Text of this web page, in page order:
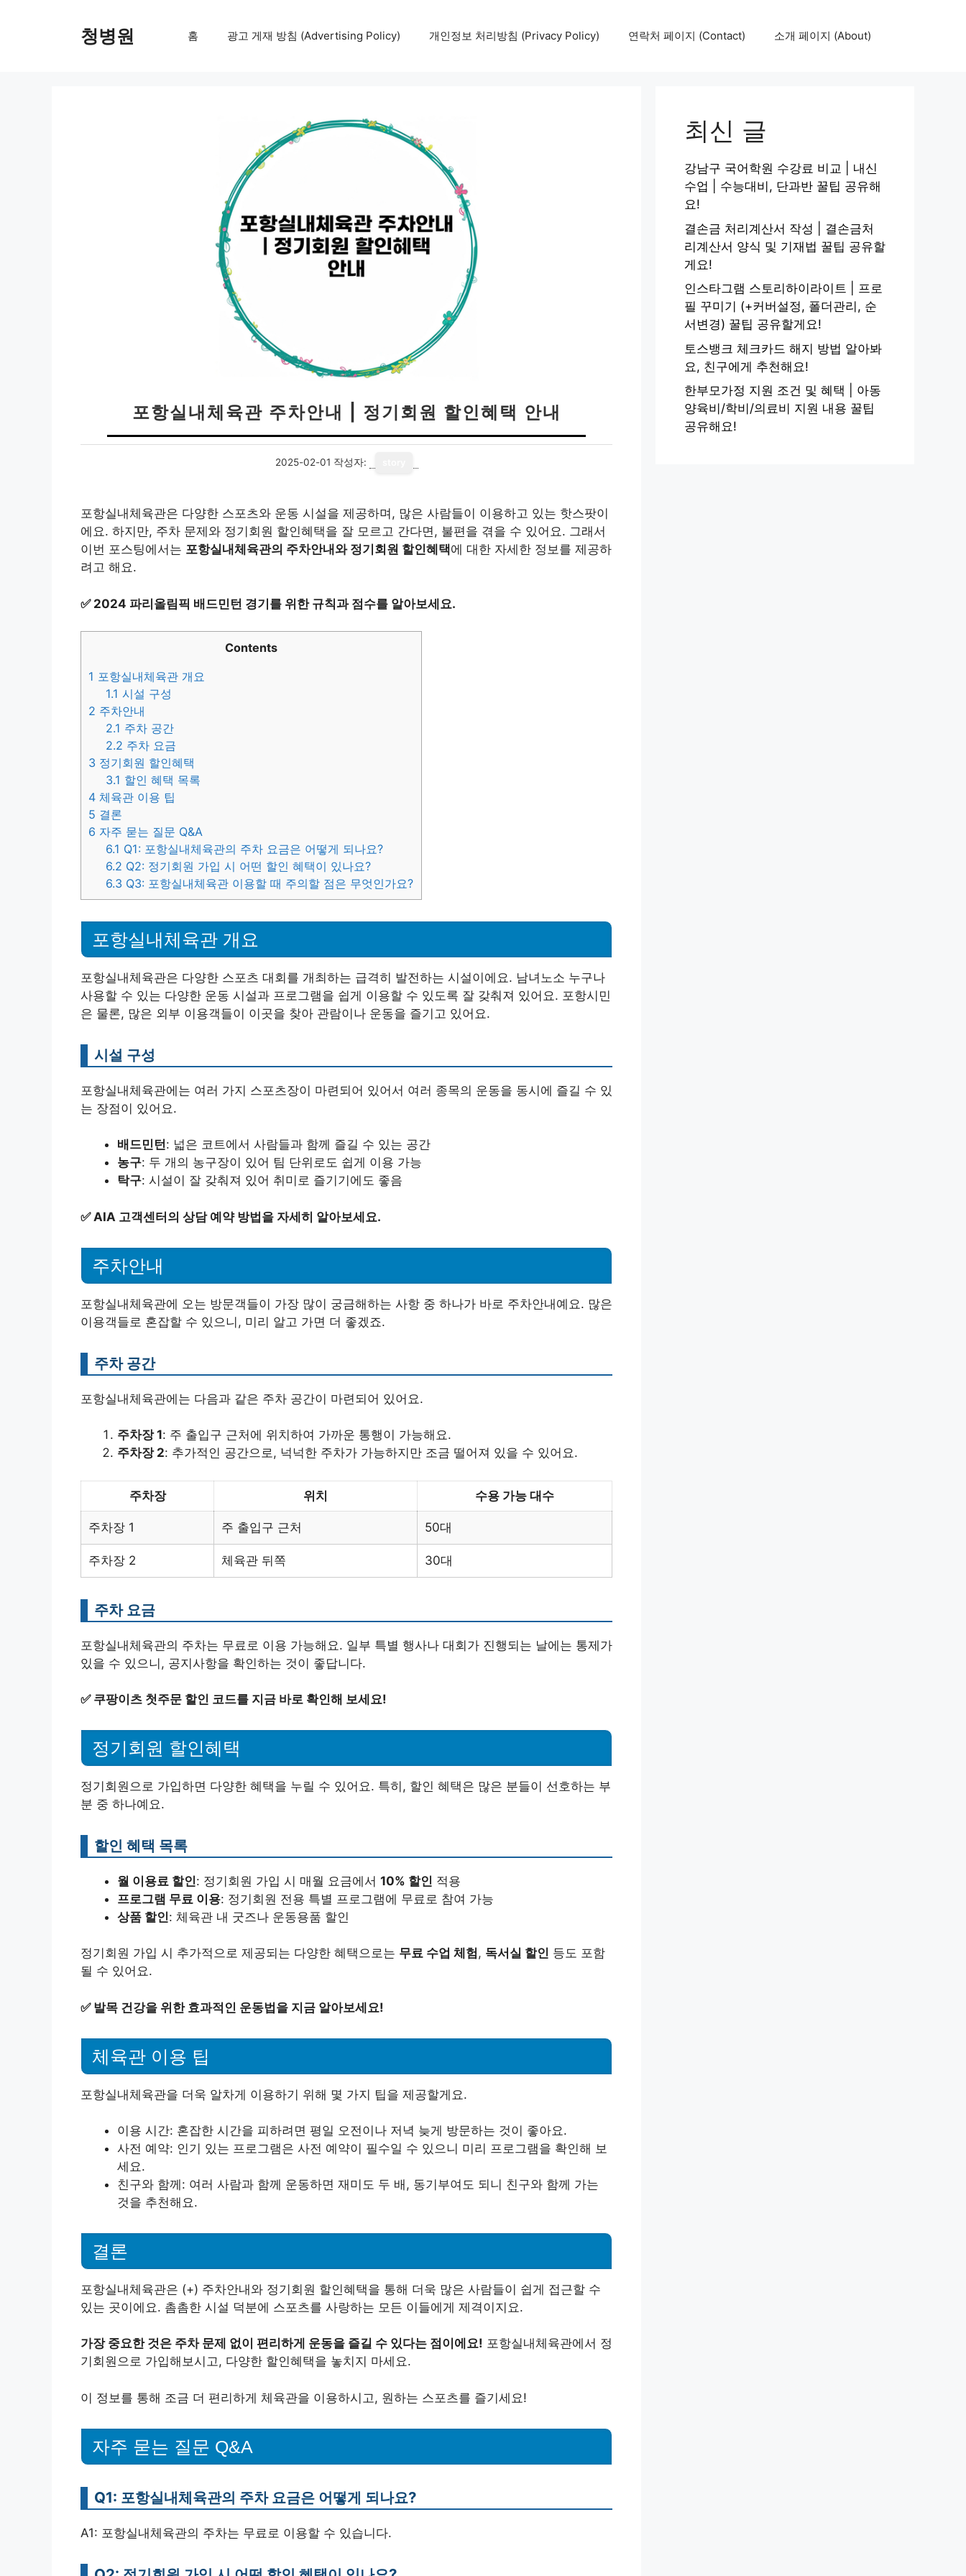
청병원 홈 광고 게재 방침 (Advertising Policy) 개인정보 처리방침 (Privacy Policy) 연락처 페이지 (Contact) 소개 페이지 (About)
포항실내체육관 주차안내 | 정기회원 할인혜택 안내
2025-02-01 작성자:
포항실내체육관은 다양한 스포츠와 운동 시설을 제공하며, 많은 사람들이 이용하고 있는 핫스팟이
에요. 하지만, 주차 문제와 정기회원 할인혜택을 잘 모르고 간다면, 불편을 겪을 수 있어요. 그래서
이번 포스팅에서는 포항실내체육관의 주차안내와 정기회원 할인혜택에 대한 자세한 정보를 제공하
려고 해요.
✅ 2024 파리올림픽 배드민턴 경기를 위한 규칙과 점수를 알아보세요.
Contents
1 포항실내체육관 개요
1.1 시설 구성
2 주차안내
2.1 주차 공간
2.2 주차 요금
3 정기회원 할인혜택
3.1 할인 혜택 목록
4 체육관 이용 팁
5 결론
6 자주 묻는 질문 Q&A
6.1 Q1: 포항실내체육관의 주차 요금은 어떻게 되나요?
6.2 Q2: 정기회원 가입 시 어떤 할인 혜택이 있나요?
6.3 Q3: 포항실내체육관 이용할 때 주의할 점은 무엇인가요?
포항실내체육관 개요
포항실내체육관은 다양한 스포츠 대회를 개최하는 급격히 발전하는 시설이에요. 남녀노소 누구나
사용할 수 있는 다양한 운동 시설과 프로그램을 쉽게 이용할 수 있도록 잘 갖춰져 있어요. 포항시민
은 물론, 많은 외부 이용객들이 이곳을 찾아 관람이나 운동을 즐기고 있어요.
시설 구성
포항실내체육관에는 여러 가지 스포츠장이 마련되어 있어서 여러 종목의 운동을 동시에 즐길 수 있
는 장점이 있어요.
배드민턴: 넓은 코트에서 사람들과 함께 즐길 수 있는 공간
농구: 두 개의 농구장이 있어 팀 단위로도 쉽게 이용 가능
탁구: 시설이 잘 갖춰져 있어 취미로 즐기기에도 좋음
✅ AIA 고객센터의 상담 예약 방법을 자세히 알아보세요.
주차안내
포항실내체육관에 오는 방문객들이 가장 많이 궁금해하는 사항 중 하나가 바로 주차안내예요. 많은
이용객들로 혼잡할 수 있으니, 미리 알고 가면 더 좋겠죠.
주차 공간
포항실내체육관에는 다음과 같은 주차 공간이 마련되어 있어요.
주차장 1: 주 출입구 근처에 위치하여 가까운 통행이 가능해요.
주차장 2: 추가적인 공간으로, 넉넉한 주차가 가능하지만 조금 떨어져 있을 수 있어요.
주차장 위치 수용 가능 대수
주차장 1 주 출입구 근처 50대
주차장 2 체육관 뒤쪽 30대
주차 요금
포항실내체육관의 주차는 무료로 이용 가능해요. 일부 특별 행사나 대회가 진행되는 날에는 통제가
있을 수 있으니, 공지사항을 확인하는 것이 좋답니다.
✅ 쿠팡이츠 첫주문 할인 코드를 지금 바로 확인해 보세요!
정기회원 할인혜택
정기회원으로 가입하면 다양한 혜택을 누릴 수 있어요. 특히, 할인 혜택은 많은 분들이 선호하는 부
분 중 하나예요.
할인 혜택 목록
월 이용료 할인: 정기회원 가입 시 매월 요금에서 10% 할인 적용
프로그램 무료 이용: 정기회원 전용 특별 프로그램에 무료로 참여 가능
상품 할인: 체육관 내 굿즈나 운동용품 할인
정기회원 가입 시 추가적으로 제공되는 다양한 혜택으로는 무료 수업 체험, 독서실 할인 등도 포함
될 수 있어요.
✅ 발목 건강을 위한 효과적인 운동법을 지금 알아보세요!
체육관 이용 팁
포항실내체육관을 더욱 알차게 이용하기 위해 몇 가지 팁을 제공할게요.
이용 시간: 혼잡한 시간을 피하려면 평일 오전이나 저녁 늦게 방문하는 것이 좋아요.
사전 예약: 인기 있는 프로그램은 사전 예약이 필수일 수 있으니 미리 프로그램을 확인해 보
세요.
친구와 함께: 여러 사람과 함께 운동하면 재미도 두 배, 동기부여도 되니 친구와 함께 가는
것을 추천해요.
결론
포항실내체육관은 (+) 주차안내와 정기회원 할인혜택을 통해 더욱 많은 사람들이 쉽게 접근할 수
있는 곳이에요. 촘촘한 시설 덕분에 스포츠를 사랑하는 모든 이들에게 제격이지요.
가장 중요한 것은 주차 문제 없이 편리하게 운동을 즐길 수 있다는 점이에요! 포항실내체육관에서 정
기회원으로 가입해보시고, 다양한 할인혜택을 놓치지 마세요.
이 정보를 통해 조금 더 편리하게 체육관을 이용하시고, 원하는 스포츠를 즐기세요!
자주 묻는 질문 Q&A
Q1: 포항실내체육관의 주차 요금은 어떻게 되나요?
A1: 포항실내체육관의 주차는 무료로 이용할 수 있습니다.
최신 글
강남구 국어학원 수강료 비교 | 내신
수업 | 수능대비, 단과반 꿀팁 공유해
요!
결손금 처리계산서 작성 | 결손금처
리계산서 양식 및 기재법 꿀팁 공유할
게요!
인스타그램 스토리하이라이트 | 프로
필 꾸미기 (+커버설정, 폴더관리, 순
서변경) 꿀팁 공유할게요!
토스뱅크 체크카드 해지 방법 알아봐
요, 친구에게 추천해요!
한부모가정 지원 조건 및 혜택 | 아동
양육비/학비/의료비 지원 내용 꿀팁
공유해요!